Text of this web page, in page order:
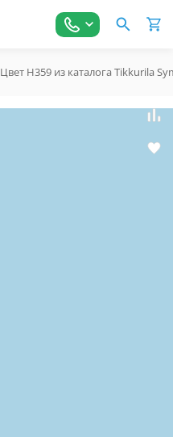
Цвет H359 из каталога Tikkurila